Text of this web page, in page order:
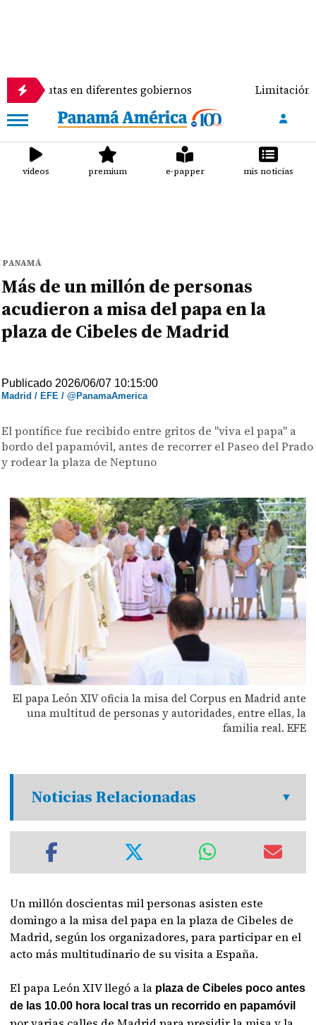
en diferentes gobiernos Limitación a
videos premium e-papper mis noticias
PANAMÁ
Más de un millón de personas
acudieron a misa del papa en la
plaza de Cibeles de Madrid
Publicado 2026/06/07 10:15:00
Madrid / EFE / @PanamaAmerica
El pontífice fue recibido entre gritos de "viva el papa" a
bordo del papamóvil, antes de recorrer el Paseo del Prado
y rodear la plaza de Neptuno
El papa León XIV oficia la misa del Corpus en Madrid ante
una multitud de personas y autoridades, entre ellas, la
familia real. EFE
Noticias Relacionadas
Un millón doscientas mil personas asisten este
domingo a la misa del papa en la plaza de Cibeles de
Madrid, según los organizadores, para participar en el
acto más multitudinario de su visita a España.
El papa León XIV llegó a la plaza de Cibeles poco antes
de las 10.00 hora local tras un recorrido en papamóvil